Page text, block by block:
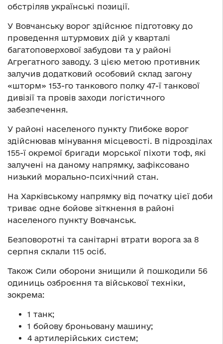
обстріляв українські позиції.
У Вовчанську ворог здійснює підготовку до
проведення штурмових дій у кварталі
багатоповерхової забудови та у районі
Агрегатного заводу. З цією метою противник
залучив додатковий особовий склад загону
«шторм» 153-го танкового полку 47-ї танкової
дивізії та провів заходи логістичного
забезпечення.
У районі населеного пункту Глибоке ворог
здійснював мінування місцевості. В підрозділах
155-ї окремої бригади морської піхоти тоф, які
залучені на даному напрямку, зафіксовано
низький морально-психічний стан.
На Харківському напрямку від початку цієї доби
триває одне бойове зіткнення в районі
населеного пункту Вовчанськ.
Безповоротні та санітарні втрати ворога за 8
серпня склали 115 осіб.
Також Сили оборони знищили й пошкодили 56
одиниць озброєння та військової техніки,
зокрема:
1 танк;
1 бойову броньовану машину;
4 артилерійських систем;